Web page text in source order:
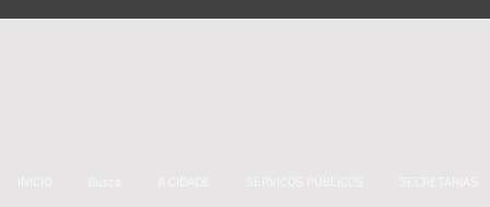
A CIDADE SECRETARIAS